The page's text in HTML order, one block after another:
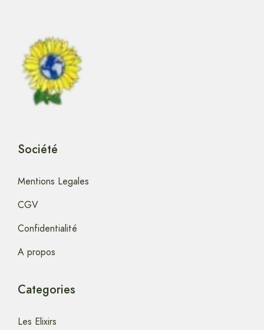
Société
Mentions Legales
CGV
Confidentialité
A propos
Categories
Les Elixirs